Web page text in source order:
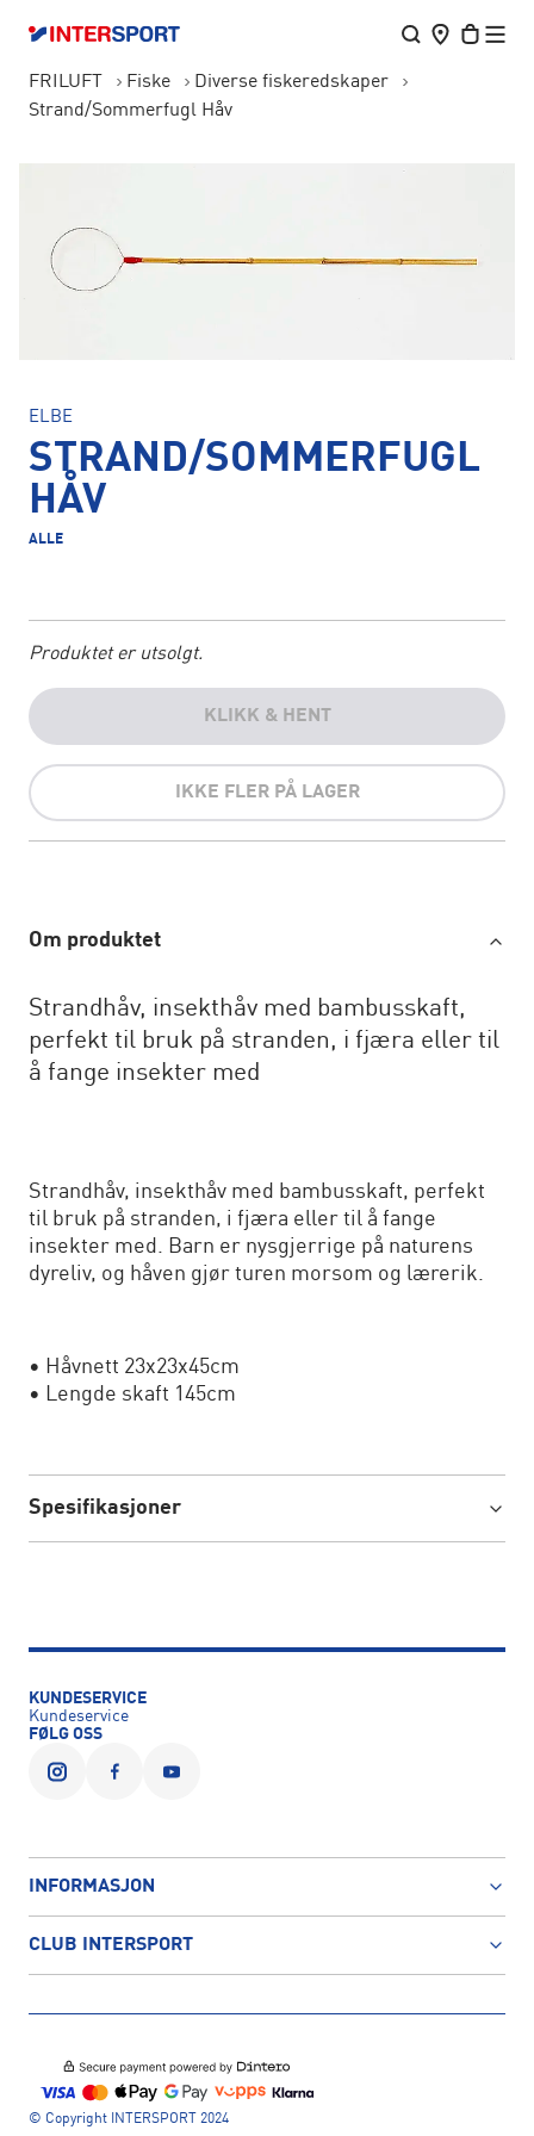
FRILUFT Fiske
Diverse fiskeredskaper
Strand/Sommerfugl Håv
ELBE
STRAND/SOMMERFUGL
HÅV
ALLE
Produktet er utsolgt.
KLIKK & HENT
IKKE FLER PÅ LAGER
Om produktet
Strandhåv, insekthåv med bambusskaft,
perfekt til bruk på stranden, i fjæra eller til
å fange insekter med
Strandhåv, insekthåv med bambusskaft, perfekt
til bruk på stranden, i fjæra eller til å fange
insekter med. Barn er nysgjerrige på naturens
dyreliv, og håven gjør turen morsom og lærerik.
• Håvnett 23x23x45cm
• Lengde skaft 145cm
Spesifikasjoner
KUNDESERVICE
Kundeservice
FØLG OSS
INFORMASJON
CLUB INTERSPORT
© Copyright INTERSPORT 2024